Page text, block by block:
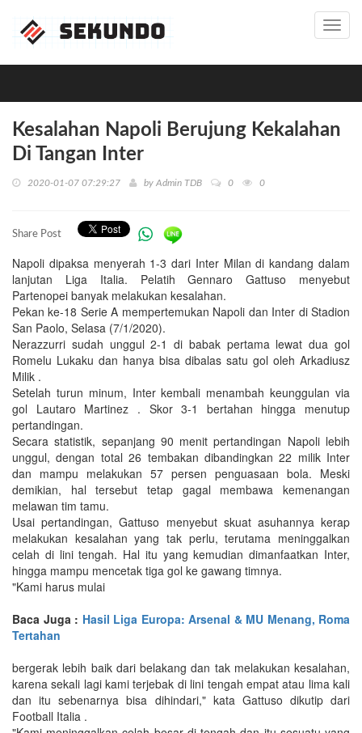
Kesalahan Napoli Berujung Kekalahan
Di Tangan Inter
2020-01-07 07:29:27 by Admin TDB 0 0
Share Post
Napoli dipaksa menyerah 1-3 dari Inter Milan di kandang dalam
lanjutan Liga Italia. Pelatih Gennaro Gattuso menyebut
Partenopei banyak melakukan kesalahan.
Pekan ke-18 Serie A mempertemukan Napoli dan Inter di Stadion
San Paolo, Selasa (7/1/2020).
Nerazzurri sudah unggul 2-1 di babak pertama lewat dua gol
Romelu Lukaku dan hanya bisa dibalas satu gol oleh Arkadiusz
Milik .
Setelah turun minum, Inter kembali menambah keunggulan via
gol Lautaro Martinez . Skor 3-1 bertahan hingga menutup
pertandingan.
Secara statistik, sepanjang 90 menit pertandingan Napoli lebih
unggul, dengan total 26 tembakan dibandingkan 22 milik Inter
dan mampu melakukan 57 persen penguasaan bola. Meski
demikian, hal tersebut tetap gagal membawa kemenangan
melawan tim tamu.
Usai pertandingan, Gattuso menyebut skuat asuhannya kerap
melakukan kesalahan yang tak perlu, terutama meninggalkan
celah di lini tengah. Hal itu yang kemudian dimanfaatkan Inter,
hingga mampu mencetak tiga gol ke gawang timnya.
"Kami harus mulai
Baca Juga : Hasil Liga Europa: Arsenal & MU Menang, Roma
Tertahan
bergerak lebih baik dari belakang dan tak melakukan kesalahan,
karena sekali lagi kami terjebak di lini tengah empat atau lima kali
dan itu sebenarnya bisa dihindari," kata Gattuso dikutip dari
Football Italia .